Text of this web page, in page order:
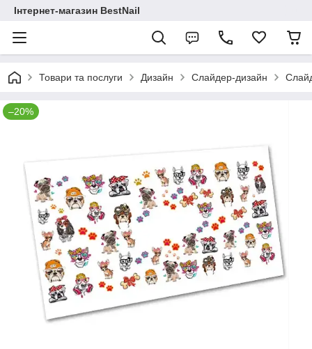
Інтернет-магазин BestNail
Товари та послуги Дизайн Слайдер-дизайн
–20%